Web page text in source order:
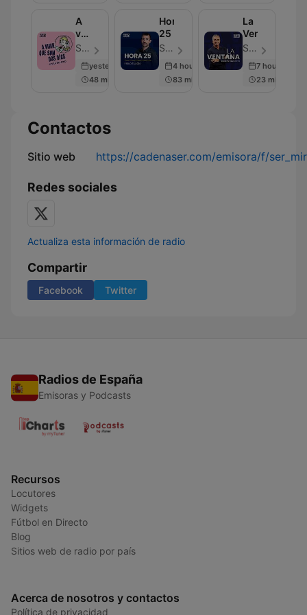
A
vivir
que
dos
días
SER Podcast - Episodio 601
yesterday
48 min
Hora
25
SER Podcast - Episodio 637
4 hours ago
83 min
La
Ventana
SER Podcast - Episodio 676
7 hours ago
23 min
Contactos
Sitio web https://cadenaser.com/emisora/f/
Redes sociales
Actualiza esta información de radio
Compartir
Facebook Twitter
Radios de España
Emisoras y Podcasts
Recursos
Locutores
Widgets
Fútbol en Directo
Blog
Sitios web de radio por país
Acerca de nosotros y contactos
Política de privacidad